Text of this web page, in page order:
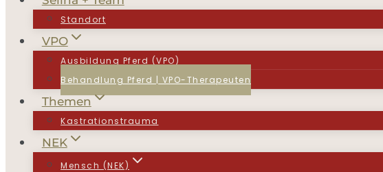
Standort
VPO
Ausbildung Pferd (VPO)
Behandlung Pferd | VPO-Therapeuten
Themen
Kastrationstrauma
NEK
Mensch (NEK)